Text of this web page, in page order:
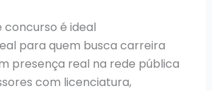
concurso é ideal
para quem busca carreira
presença real na rede pública
com licenciatura,